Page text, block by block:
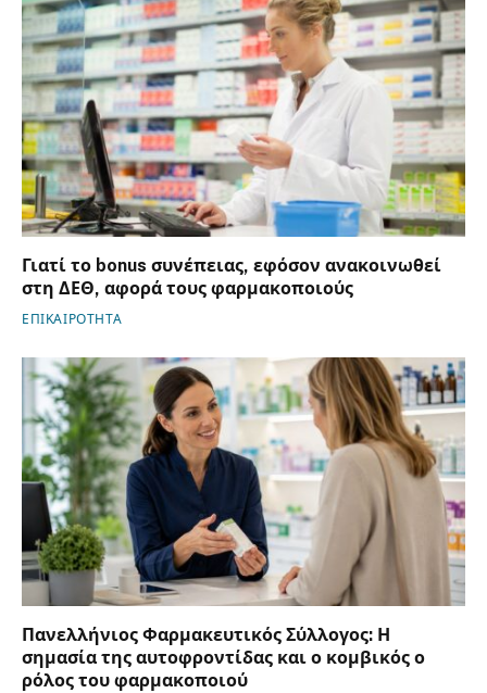
Γιατί το bonus συνέπειας, εφόσον ανακοινωθεί
στη ΔΕΘ, αφορά τους φαρμακοποιούς
ΕΠΙΚΑΙΡΟΤΗΤΑ
Πανελλήνιος Φαρμακευτικός Σύλλογος: Η
σημασία της αυτοφροντίδας και ο κομβικός ο
ρόλος του φαρμακοποιού